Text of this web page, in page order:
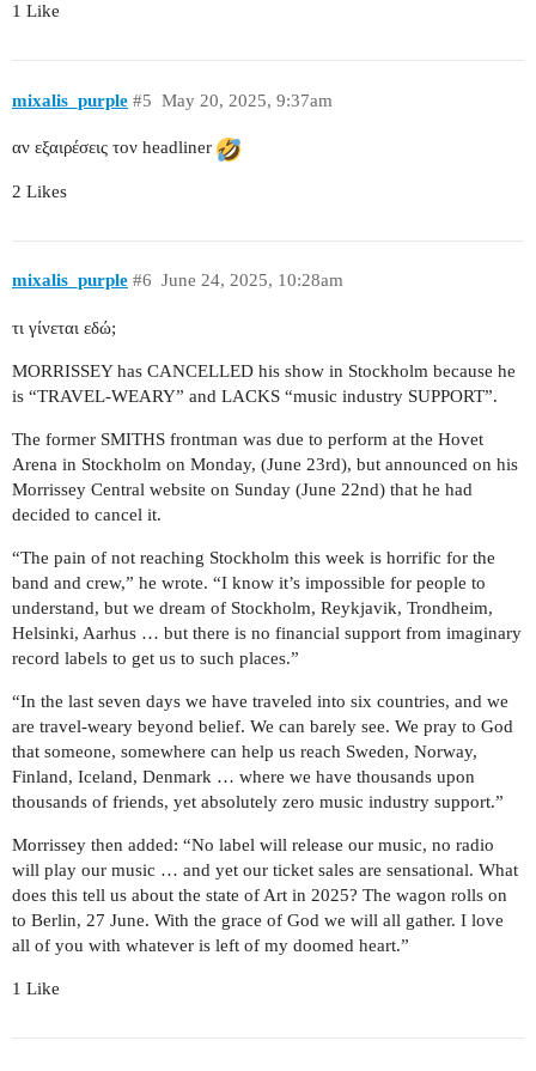
1 Like
mixalis_purple May 20, 2025, 9:37am
#5
αν εξαιρέσεις τον headliner
2 Likes
mixalis_purple June 24, 2025, 10:28am
#6
τι γίνεται εδώ;
MORRISSEY has CANCELLED his show in Stockholm because he
is “TRAVEL-WEARY” and LACKS “music industry SUPPORT”.
The former SMITHS frontman was due to perform at the Hovet
Arena in Stockholm on Monday, (June 23rd), but announced on his
Morrissey Central website on Sunday (June 22nd) that he had
decided to cancel it.
“The pain of not reaching Stockholm this week is horrific for the
band and crew,” he wrote. “I know it’s impossible for people to
understand, but we dream of Stockholm, Reykjavik, Trondheim,
Helsinki, Aarhus … but there is no financial support from imaginary
record labels to get us to such places.”
“In the last seven days we have traveled into six countries, and we
are travel-weary beyond belief. We can barely see. We pray to God
that someone, somewhere can help us reach Sweden, Norway,
Finland, Iceland, Denmark … where we have thousands upon
thousands of friends, yet absolutely zero music industry support.”
Morrissey then added: “No label will release our music, no radio
will play our music … and yet our ticket sales are sensational. What
does this tell us about the state of Art in 2025? The wagon rolls on
to Berlin, 27 June. With the grace of God we will all gather. I love
all of you with whatever is left of my doomed heart.”
1 Like